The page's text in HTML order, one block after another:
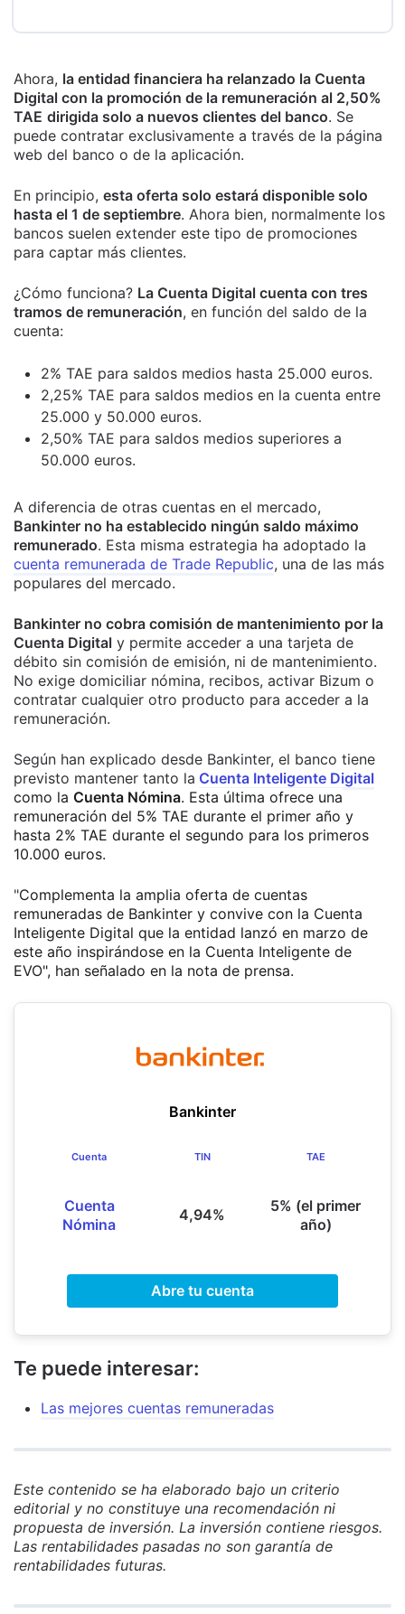
Ahora, la entidad financiera ha relanzado la Cuenta
Digital con la promoción de la remuneración al 2,50%
TAE dirigida solo a nuevos clientes del banco. Se
puede contratar exclusivamente a través de la página
web del banco o de la aplicación.
En principio, esta oferta solo estará disponible solo
hasta el 1 de septiembre. Ahora bien, normalmente los
bancos suelen extender este tipo de promociones
para captar más clientes.
¿Cómo funciona? La Cuenta Digital cuenta con tres
tramos de remuneración, en función del saldo de la
cuenta:
2% TAE para saldos medios hasta 25.000 euros.
2,25% TAE para saldos medios en la cuenta entre
25.000 y 50.000 euros.
2,50% TAE para saldos medios superiores a
50.000 euros.
A diferencia de otras cuentas en el mercado,
Bankinter no ha establecido ningún saldo máximo
remunerado. Esta misma estrategia ha adoptado la
cuenta remunerada de Trade Republic, una de las más
populares del mercado.
Bankinter no cobra comisión de mantenimiento por la
Cuenta Digital y permite acceder a una tarjeta de
débito sin comisión de emisión, ni de mantenimiento.
No exige domiciliar nómina, recibos, activar Bizum o
contratar cualquier otro producto para acceder a la
remuneración.
Según han explicado desde Bankinter, el banco tiene
previsto mantener tanto la Cuenta Inteligente Digital
como la Cuenta Nómina. Esta última ofrece una
remuneración del 5% TAE durante el primer año y
hasta 2% TAE durante el segundo para los primeros
10.000 euros.
"Complementa la amplia oferta de cuentas
remuneradas de Bankinter y convive con la Cuenta
Inteligente Digital que la entidad lanzó en marzo de
este año inspirándose en la Cuenta Inteligente de
EVO", han señalado en la nota de prensa.
Bankinter
Cuenta
Cuenta
Nómina
TIN
4,94%
TAE
5% (el primer
año)
Abre tu cuenta
Te puede interesar:
Las mejores cuentas remuneradas
Este contenido se ha elaborado bajo un criterio
editorial y no constituye una recomendación ni
propuesta de inversión. La inversión contiene riesgos.
Las rentabilidades pasadas no son garantía de
rentabilidades futuras.